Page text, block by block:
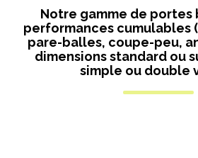
Notre gamme de portes
performances cumulables
pare-balles, coupe-peu,
dimensions standard ou
simple ou double